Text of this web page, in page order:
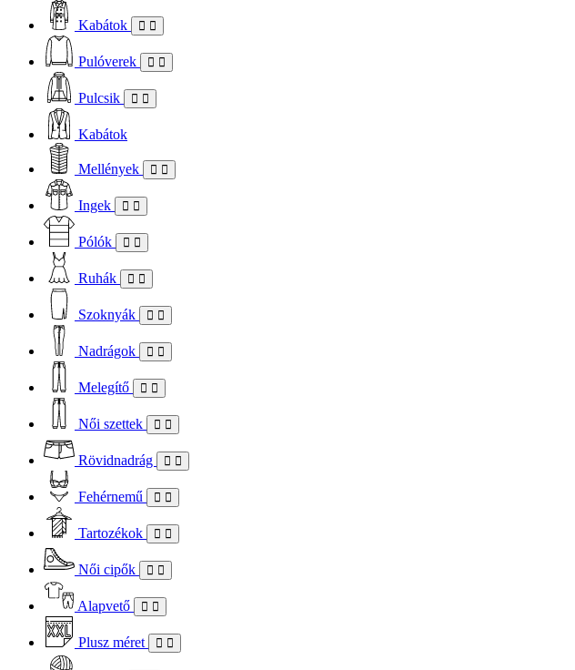
Kabátok
Pulóverek
Pulcsik
Kabátok
Mellények
Ingek
Pólók
Ruhák
Szoknyák
Nadrágok
Melegítő
Női szettek
Rövidnadrág
Fehérnemű
Tartozékok
Női cipők
Alapvető
Plusz méret